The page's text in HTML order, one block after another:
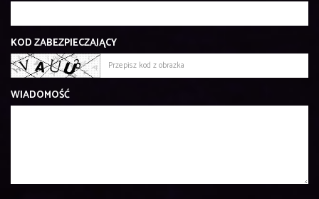
KOD ZABEZPIECZAJĄCY
WIADOMOŚĆ